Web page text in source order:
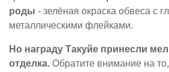
роды - зелёная окраска обвеса с
металлическими флейками.
Но награду Такуйе принесли
отделка. Обратите внимание на